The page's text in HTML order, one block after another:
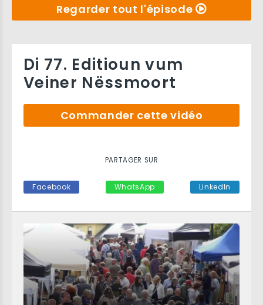
Regarder tout l'épisode
Di 77. Editioun vum
Veiner Nëssmoort
Commander cette vidéo
PARTAGER SUR
Facebook WhatsApp LinkedIn